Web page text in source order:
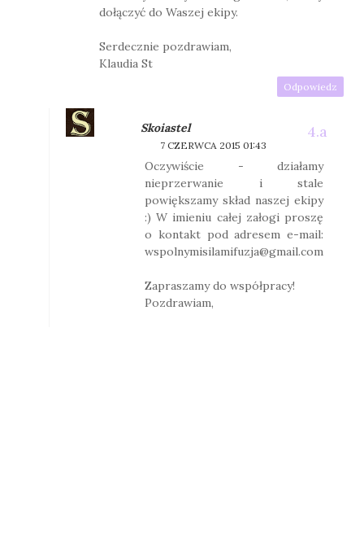
dołączyć do Waszej ekipy.
Serdecznie pozdrawiam,
Klaudia St
Odpowiedz
Skoiastel
7 CZERWCA 2015 01:43
Oczywiście - działamy
nieprzerwanie i stale
powiększamy skład naszej ekipy
:) W imieniu całej załogi proszę
o kontakt pod adresem e-mail:
wspolnymisilamifuzja@gmail.com
Zapraszamy do współpracy!
Pozdrawiam,